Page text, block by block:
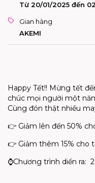
Từ 20/01/2025 đến
Gian hàng
AKEMI
Happy Tết!! Mừng tết
chúc mọi người một
Cùng đón thật nhiều
👉 Giảm lên đến 50%
👉 Giảm thêm 15% cho
⌚️Chương trình diển ra: